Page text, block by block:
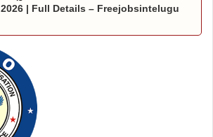
2026 | Full Details – Freejobsintelugu